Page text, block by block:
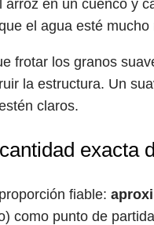
arroz en un cuenco y
el agua esté
frotar los granos
la estructura. Un
claros.
exacta
fiable:
como punto de